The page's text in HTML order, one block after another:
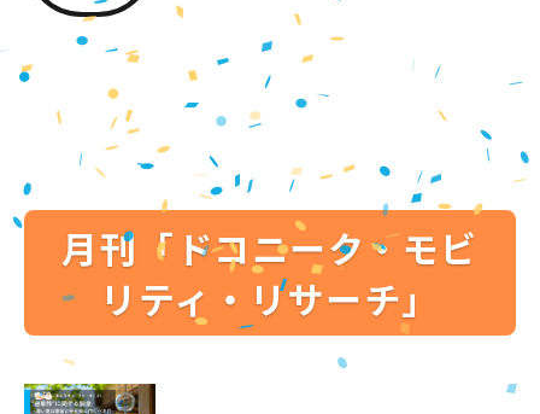
月刊「ドコニーク・モビ
リティ・リサーチ」